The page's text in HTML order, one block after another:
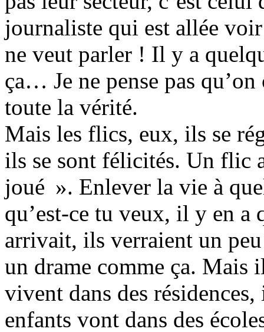
journaliste qui est allée
ne veut parler ! Il y a
ça… Je ne pense pas
toute la vérité.
Mais les flics, eux, ils se
ils se sont félicités. Un flic
joué ». Enlever la vie à
qu’est-ce tu veux, il y en a
arrivait, ils verraient un
un drame comme ça. Mais
vivent dans des
enfants vont dans des